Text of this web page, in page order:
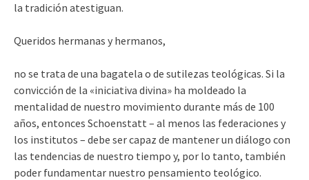
la tradición atestiguan.
Queridos hermanas y hermanos,
no se trata de una bagatela o de sutilezas teológicas. Si la
convicción de la «iniciativa divina» ha moldeado la
mentalidad de nuestro movimiento durante más de 100
años, entonces Schoenstatt – al menos las federaciones y
los institutos – debe ser capaz de mantener un diálogo con
las tendencias de nuestro tiempo y, por lo tanto, también
poder fundamentar nuestro pensamiento teológico.